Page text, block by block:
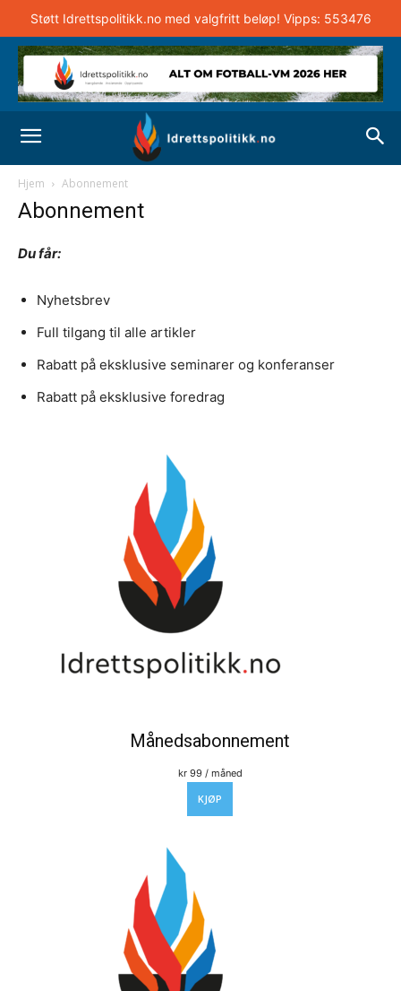
Støtt Idrettspolitikk.no med valgfritt beløp! Vipps: 553476
Hjem Abonnement
Abonnement
Du får:
Nyhetsbrev
Full tilgang til alle artikler
Rabatt på eksklusive seminarer og konferanser
Rabatt på eksklusive foredrag
Månedsabonnement
kr99 / måned
KJØP